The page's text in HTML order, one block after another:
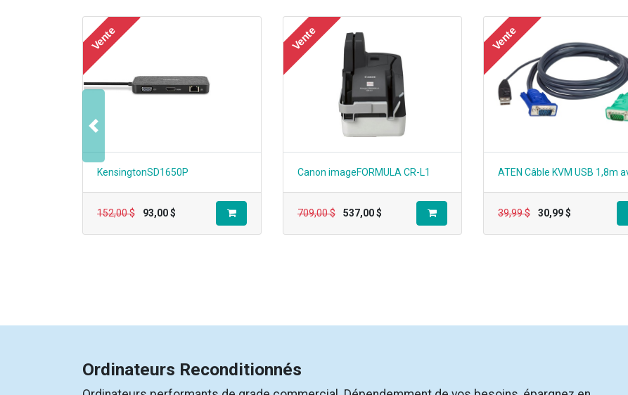
Vente
KensingtonSD1650P
152,00$ 93,00$
Vente
Canon imageFORMULA CR-L1
709,00$ 537,00$
Vente
39,99$ 30,99$
Précedent
Ordinateurs Reconditionnés